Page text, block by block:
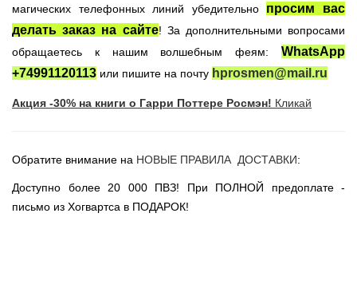
Настольные игры
Атрибутика Гарри Поттер
Одежда Гарри Поттер
Сладости Jelly Belly
НОВИНКИ САЙТА
Вселенная DC
магических телефонных линий убедительно просим вас
делать заказ на сайте! За дополнительными вопросами
обращаетесь к нашим волшебным феям:
WhatsApp
+74991120113 или пишите на почту hprosmen@mail.ru
Акция -30% на книги о Гарри Поттере Росмэн! Кликай
Обратите внимание на НОВЫЕ ПРАВИЛА ДОСТАВКИ:
Доступно более 20 000 ПВЗ! При ПОЛНОЙ предоплате -
письмо из Хогвартса в ПОДАРОК!